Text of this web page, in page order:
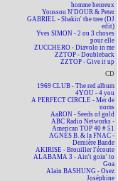
homme heureux
Youssou N'DOUR & Peter
GABRIEL - Shakin' the tree (DJ
edit)
Yves SIMON - 2 ou 3 choses
pour elle
ZUCCHERO - Diavolo in me
ZZTOP - Doubleback
ZZTOP - Give it up
CD
1969 CLUB - The red album
4YOU - 4 you
A PERFECT CIRCLE - Mer de
noms
AaRON - Seeds of gold
ABC Radio Networks -
American TOP 40 # 51
AGNÈS B. & la FNAC -
Dernière Bande
AKIRISE - Brouiller l'écoute
ALABAMA 3 - Ain't goin' to
Goa
Alain BASHUNG - Osez
Joséphine